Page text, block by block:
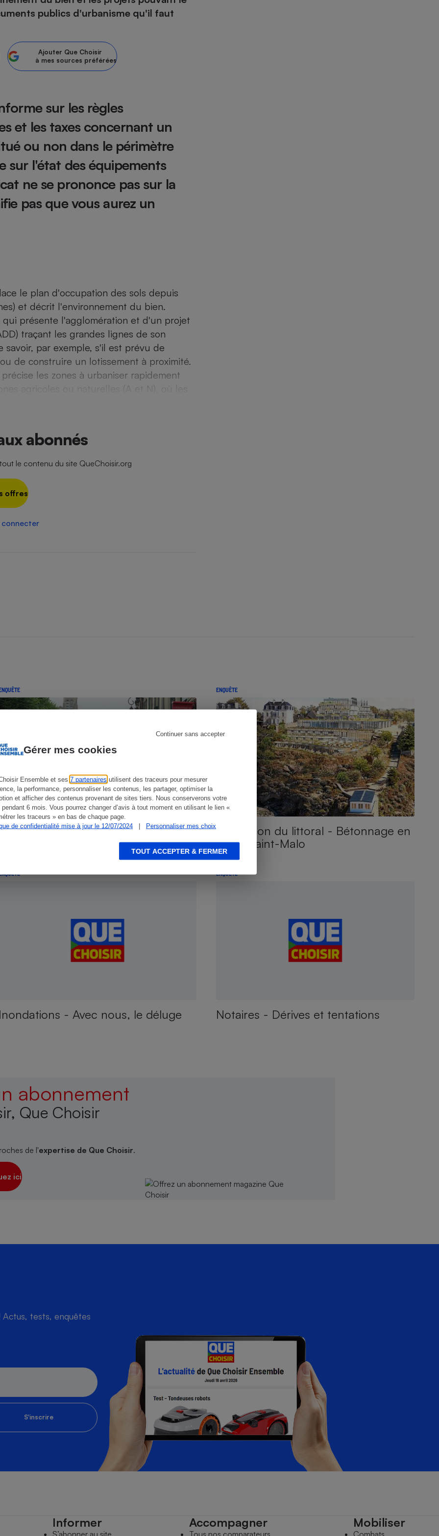
Gérer mes cookies
Ensemble et ses 7 partenaires utilisent des traceurs pour mesurer
la performance, personnaliser les contenus, les partager, optimiser la
et afficher des contenus provenant de sites tiers. Nous conserverons votre
pendant 6 mois. Vous pourrez changer d’avis à tout moment en utilisant le lien «
les traceurs » en bas de chaque page.
de confidentialité mise à jour le 12/07/2024
| Personnaliser mes choix
Continuer sans accepter
TOUT ACCEPTER & FERMER
publics d'urbanisme qu'il faut
Ajouter Que Choisir
à mes sources préférées
sur les règles
et les taxes concernant un
ou non dans le périmètre
sur l'état des équipements
ne se prononce pas sur la
pas que vous aurez un
le plan d'occupation des sols depuis
et décrit l'environnement du bien.
présente l'agglomération et d'un projet
traçant les grandes lignes de son
par exemple, s'il est prévu de
de construire un lotissement à proximité.
les zones à urbaniser rapidement
agricoles ou naturelles (A et N), où les
abonnés
le contenu du site QueChoisir.org
offres
connecter
locaux - La contestation
ENQUÊTE
Protection du littoral - Bétonnage en
vue à Saint-Malo
Inondations - Avec nous, le déluge
ENQUÊTE
Notaires - Dérives et tentations
abonnement
Que Choisir
de l'expertise de Que Choisir.
ici
tests, enquêtes
S'inscrire
Circuits courts et
alimentation locale
- Comment choisir une
de champagne
Banque en ligne
Assurance vie
en ligne
sèche-linge
mobile
Réfrigérateur
Panneaux
smartphone
multifonction
portable
Ordinateur portable
nettoyeur haute
Poêle à granulés
Électricité - Gaz
mutuelle
des devis d’opticiens
santé
Aide auditive
Crème solaire
Puériculture - Produit
pour bébé
Informer
S’abonner au site
Accompagner
Tous nos comparateurs
Mobiliser
Combats